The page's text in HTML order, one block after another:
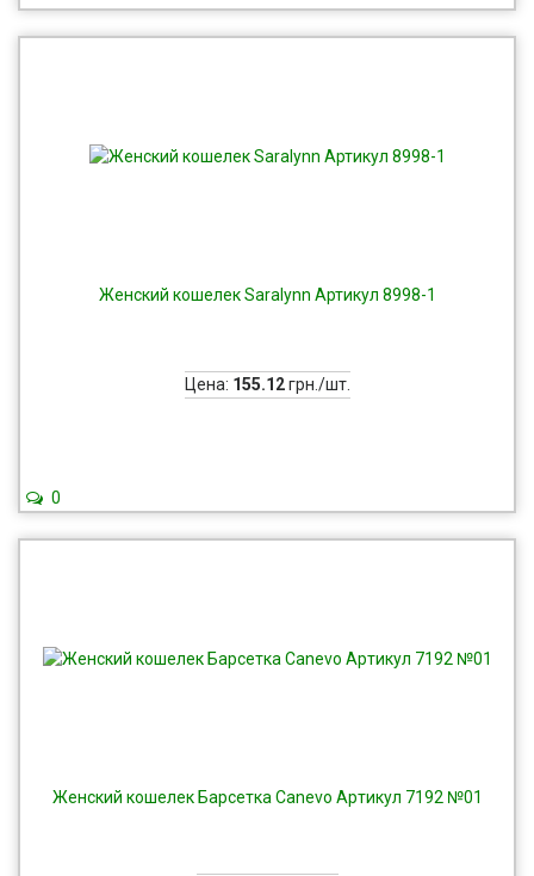
Женский кошелек Saralynn Артикул 8998-1
Цена: 155.12грн./шт.
0
Женский кошелек Барсетка Canevo Apтикул 7192 №01